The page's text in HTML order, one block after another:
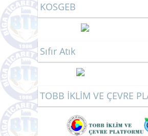
KOSGEB
Sıfır Atık
TOBB İKLİM VE ÇEVRE